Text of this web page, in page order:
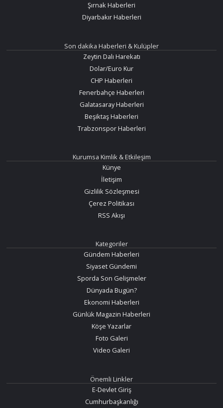
Şırnak Haberleri
Diyarbakır Haberleri
Son dakika Haberleri & Kulüpler
Zeytin Dalı Harekatı
Dolar/Euro Kur
CHP Haberleri
Fenerbahçe Haberleri
Galatasaray Haberleri
Beşiktaş Haberleri
Trabzonspor Haberleri
Kurumsa Kimlik & Etkileşim
Künye
İletişim
Gizlilik Sözleşmesi
Çerez Politikası
RSS Akışı
Kategoriler
Gündem Haberleri
Siyaset Gündemi
Sporda Son Gelişmeler
Dünyada Bugün?
Ekonomi Haberleri
Günlük Magazin Haberleri
Köşe Yazarlar
Foto Galeri
Video Galeri
Önemli Linkler
E-Devlet Giriş
Cumhurbaşkanlığı